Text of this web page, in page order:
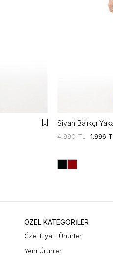
Siyah Balıkçı
1.996 TL
4.990 TL
ÖZEL KATEGORİLER
Özel Fiyatlı Ürünler
Yeni Ürünler